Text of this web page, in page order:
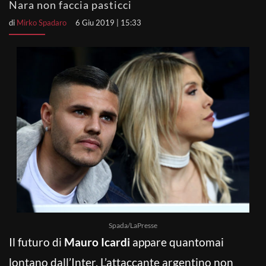
Nara non faccia pasticci
di Mirko Spadaro 6 Giu 2019 | 15:33
Spada/LaPresse
Il futuro di Mauro Icardi appare quantomai
lontano dall’Inter. L’attaccante argentino non